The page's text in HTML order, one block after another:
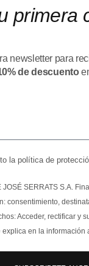
primera
newsletter para
de descuento
la política de
JOSÉ SERRATS S.A.
consentimiento,
Acceder, rectificar y
explica en la información